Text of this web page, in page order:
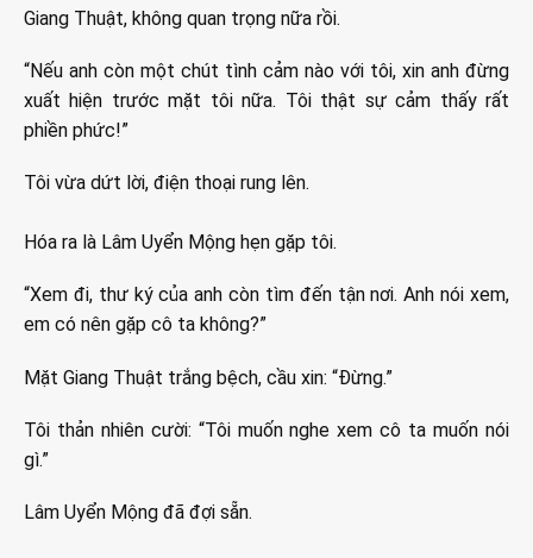
Giang Thuật, không quan trọng nữa rồi.
“Nếu anh còn một chút tình cảm nào với tôi, xin anh đừng
xuất hiện trước mặt tôi nữa. Tôi thật sự cảm thấy rất
phiền phức!”
Tôi vừa dứt lời, điện thoại rung lên.
Hóa ra là Lâm Uyển Mộng hẹn gặp tôi.
“Xem đi, thư ký của anh còn tìm đến tận nơi. Anh nói xem,
em có nên gặp cô ta không?”
Mặt Giang Thuật trắng bệch, cầu xin: “Đừng.”
Tôi thản nhiên cười: “Tôi muốn nghe xem cô ta muốn nói
gì.”
Lâm Uyển Mộng đã đợi sẵn.